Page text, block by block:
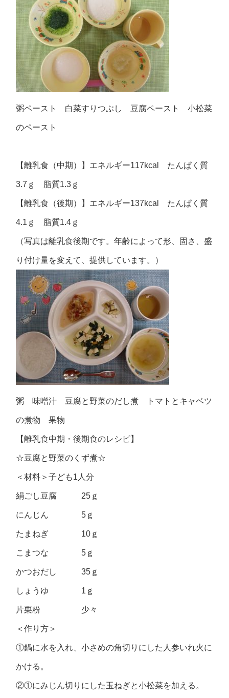
粥ペースト 白菜すりつぶし 豆腐ペースト 小松菜
のペースト
【離乳食（中期）】エネルギー117kcal たんぱく質
3.7ｇ 脂質1.3ｇ
【離乳食（後期）】エネルギー137kcal たんぱく質
4.1ｇ 脂質1.4ｇ
（写真は離乳食後期です。年齢によって形、固さ、盛
り付け量を変えて、提供しています。）
粥 味噌汁 豆腐と野菜のだし煮 トマトとキャベツ
の煮物 果物
【離乳食中期・後期食のレシピ】
☆豆腐と野菜のくず煮☆
＜材料＞子ども1人分
絹ごし豆腐 25ｇ
にんじん 5ｇ
たまねぎ 10ｇ
こまつな 5ｇ
かつおだし 35ｇ
しょうゆ 1ｇ
片栗粉 少々
＜作り方＞
①鍋に水を入れ、小さめの角切りにした人参いれ火に
かける。
②①にみじん切りにした玉ねぎと小松菜を加える。